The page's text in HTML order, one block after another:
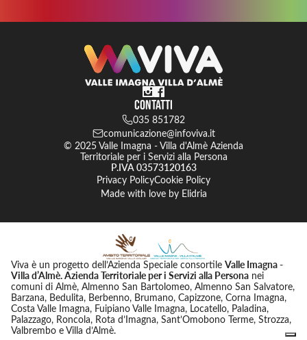
Contatti
035 851782
comunicazione@infoviva.it
© 2025 Valle Imagna - Villa d'Almè Azienda
Territoriale per i Servizi alla Persona
P.IVA 03573120163
Privacy PolicyCookie Policy
Made with love by Elidria
Viva è un progetto dell’Azienda Speciale consortile Valle Imagna -
Villa d’Almè. Azienda Territoriale per i Servizi alla Persona nei
comuni di Almè, Almenno San Bartolomeo, Almenno San Salvatore,
Barzana, Bedulita, Berbenno, Brumano, Capizzone, Corna Imagna,
Costa Valle Imagna, Fuipiano Valle Imagna, Locatello, Paladina,
Palazzago, Roncola, Rota d’Imagna, Sant’Omobono Terme, Strozza,
Valbrembo e Villa d’Almè.